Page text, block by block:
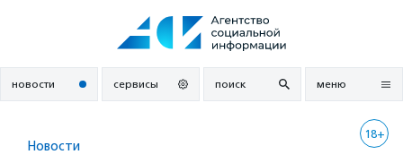
новости сервисы поиск меню
18+
Новости